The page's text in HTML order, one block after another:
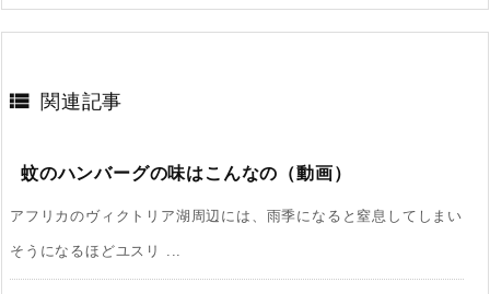
 関連記事
蚊のハンバーグの味はこんなの（動画）
アフリカのヴィクトリア湖周辺には、雨季になると窒息してしまい
そうになるほどユスリ ...